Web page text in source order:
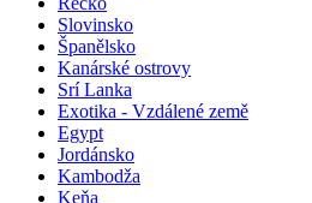
Slovinsko
Španělsko
Kanárské ostrovy
Srí Lanka
Exotika - Vzdálené země
Egypt
Jordánsko
Kambodža
Keňa